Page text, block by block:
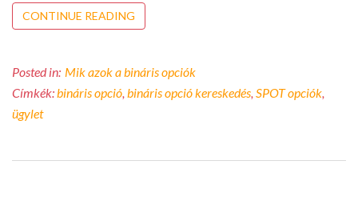
CONTINUE READING
Posted in: Mik azok a bináris opciók
Címkék:bináris opció, bináris opció kereskedés, SPOT opciók,
ügylet